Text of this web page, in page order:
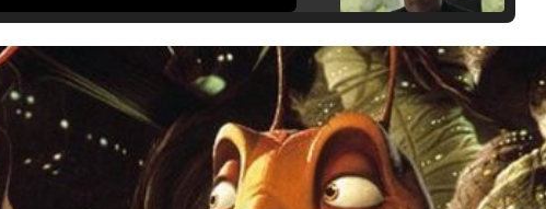
Tráiler Oficial en VOSE 'The Audacity'
Tráiler en español 'Outcome' (2026)